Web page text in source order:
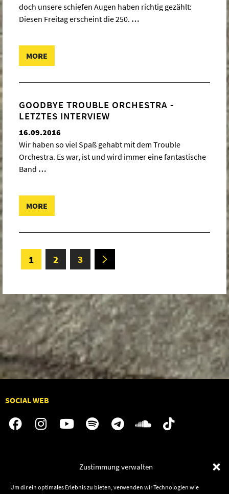
Zustimmung verwalten
Um dir ein optimales Erlebnis zu bieten, verwenden wir Technologien wie
doch unsere schiefen Augen haben richtig gezählt:
Diesen Freitag erscheint die 250. …
MORE
GOODBYE TROUBLE ORCHESTRA -
LETZTES INTERVIEW
16.09.2016
Wir haben so viel Spaß gehabt mit dem Trouble
Orchestra. Es war, ist und wird immer eine fantastische
Band …
MORE
BEITRAGSNAVIGATION
Page
1 Page
2 Page
3
SOCIAL WEB
Artists
Kontakt
Termine